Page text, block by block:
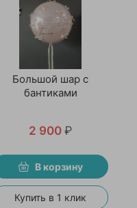
Большой шар с
бантиками
2 900 ₽
В корзину
Купить в 1 клик